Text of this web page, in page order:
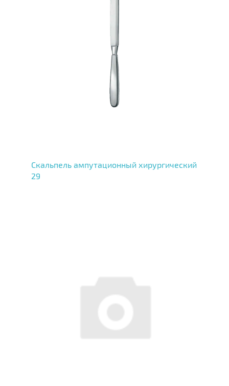
Скальпель ампутационный хирургический
29